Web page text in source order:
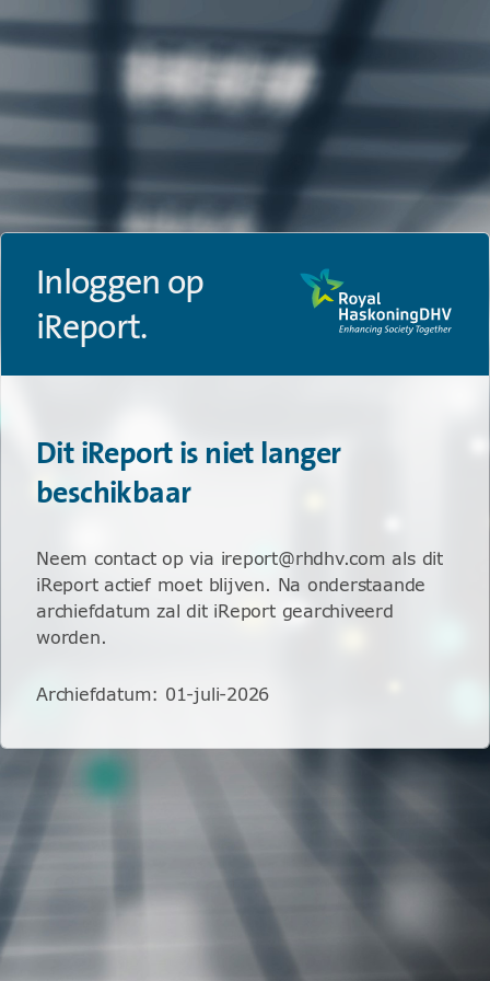
Inloggen op
iReport.
Dit iReport is niet langer
beschikbaar
Neem contact op via ireport@rhdhv.com als dit
iReport actief moet blijven. Na onderstaande
archiefdatum zal dit iReport gearchiveerd
worden.
Archiefdatum: 01-juli-2026